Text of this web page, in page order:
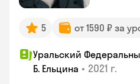
5 от 1590 ₽ за
Уральский
Б. Ельцина • 2021 г.